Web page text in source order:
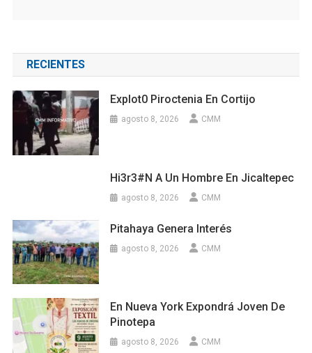
RECIENTES
Explot0 Piroctenia En Cortijo
agosto 8, 2026 CMM
Hi3r3#n A Un Hombre En Jicaltepec
agosto 8, 2026 CMM
Pitahaya Genera Interés
agosto 8, 2026 CMM
En Nueva York Expondrá Joven De
Pinotepa
agosto 8, 2026 CMM